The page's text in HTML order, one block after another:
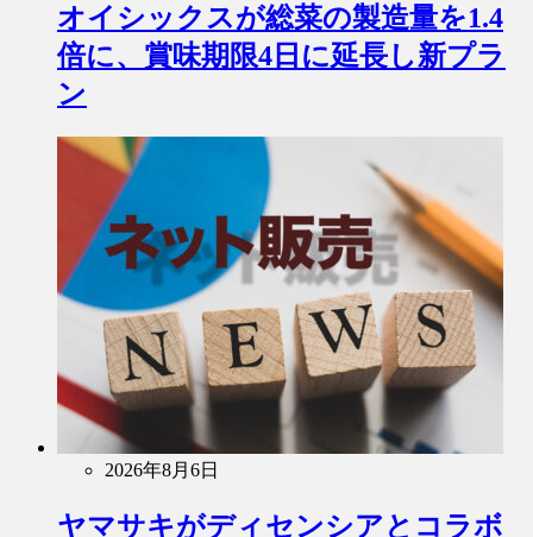
オイシックスが総菜の製造量を1.4
倍に、賞味期限4日に延長し新プラ
ン
2026年8月6日
ヤマサキがディセンシアとコラボ